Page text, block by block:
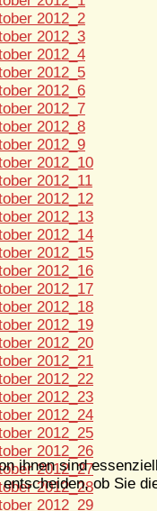
ihnen sind
ob Sie